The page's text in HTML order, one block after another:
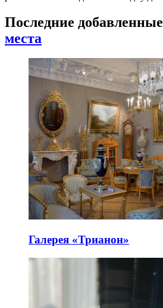
Последние добавленные
места
Галерея «Трианон»